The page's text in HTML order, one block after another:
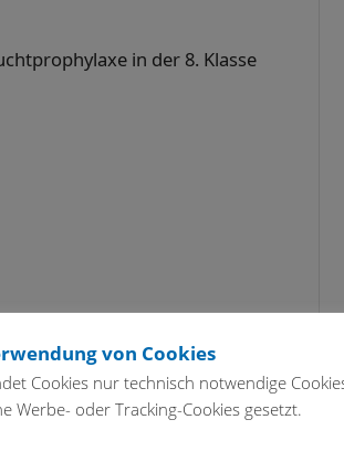
in der 8. Klasse
von Cookies
Cookies nur technisch notwendige
Werbe- oder Tracking-Cookies gesetzt.